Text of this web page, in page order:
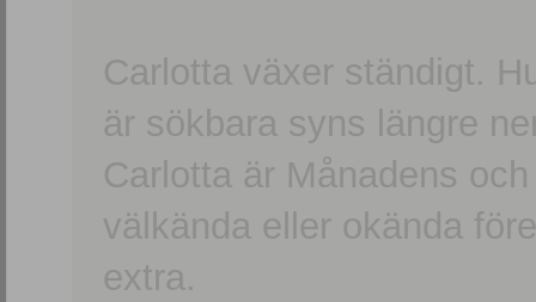
Carlotta växer ständigt.
är sökbara syns längre
Carlotta är Månadens
välkända eller okända
extra.